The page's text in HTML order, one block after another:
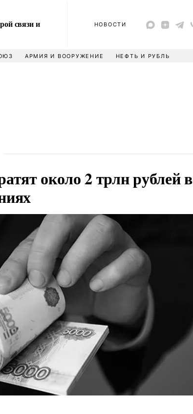
связи и
НОВОСТИ
АРМИЯ И ВООРУЖЕНИЕ НЕФТЬ И РУБЛЬ
около 2 трлн рублей в